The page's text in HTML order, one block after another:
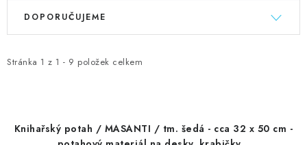
V
i
Stránka 1 z 1 - 9 položek celkem
Ř
e
p
DOPORUČUJEME
Knihařský potah / MASANTI / tm. šedá - cca 32 x 50 cm -